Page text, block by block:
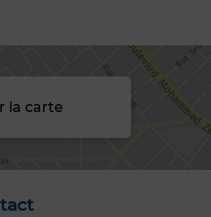
la carte